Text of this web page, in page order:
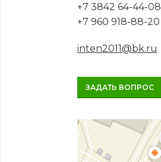
+7 3842 64-44-08
+7 960 918-88-20
inten2011@bk.ru
ЗАДАТЬ ВОПРОС